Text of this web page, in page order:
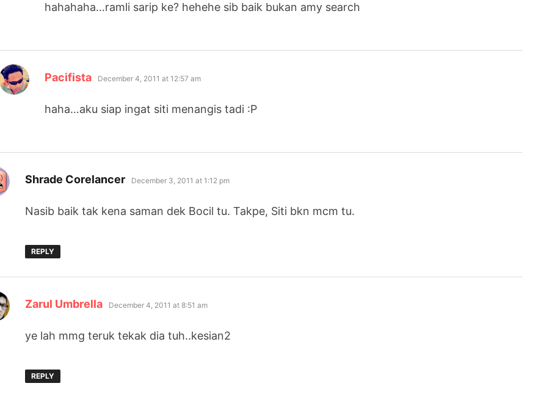
hahahaha…ramli sarip ke? hehehe sib baik bukan amy search
Pacifista says:
December 4, 2011 at 12:57 am
haha…aku siap ingat siti menangis tadi :P
Shrade Corelancer says:
December 3, 2011 at 1:12 pm
Nasib baik tak kena saman dek Bocil tu. Takpe, Siti bkn mcm tu.
REPLY
Zarul Umbrella says:
December 4, 2011 at 8:51 am
ye lah mmg teruk tekak dia tuh..kesian2
REPLY